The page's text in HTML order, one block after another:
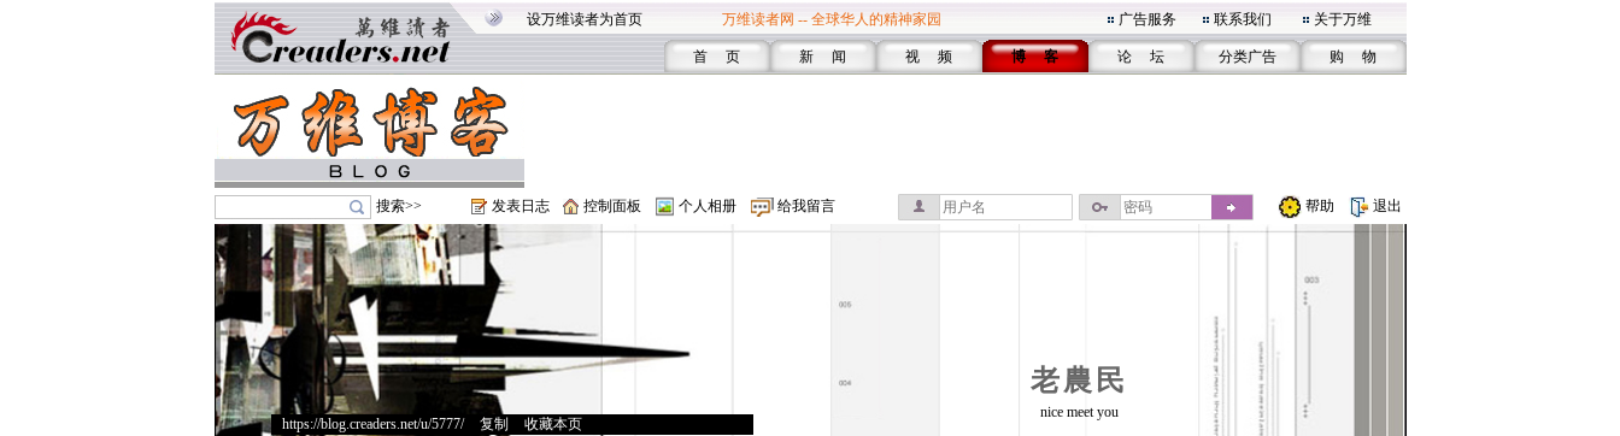
设万维读者为首页 万维读者网 -- 全球华人的精神家园 广告服务 联系我们 关于万维
首 页 新 闻 视 频 博 客 论 坛 分类广告 购 物
搜索>> 发表日志 控制面板 个人相册 给我留言 帮助 退出
老農民
https://blog.creaders.net/u/5777/> 复制 收藏本页
nice meet you